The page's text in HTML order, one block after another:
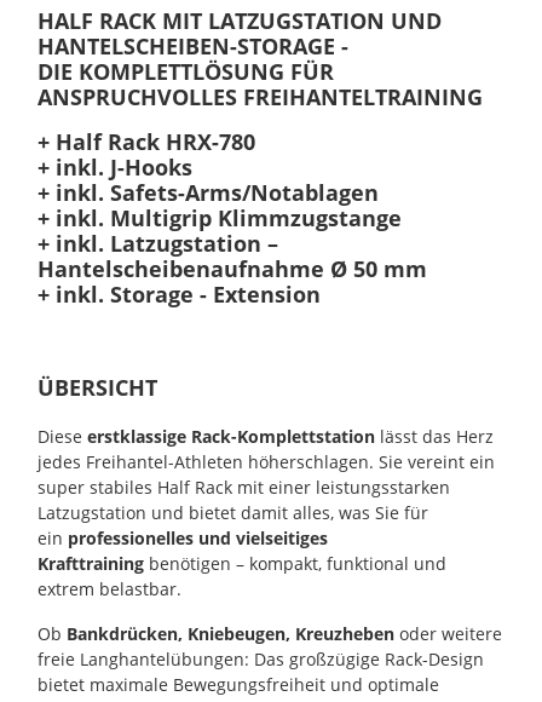
HALF RACK MIT LATZUGSTATION UND
HANTELSCHEIBEN-STORAGE -
DIE KOMPLETTLÖSUNG FÜR
ANSPRUCHVOLLES FREIHANTELTRAINING
+ Half Rack HRX-780
+ inkl. J-Hooks
+ inkl. Safets-Arms/Notablagen
+ inkl. Multigrip Klimmzugstange
+ inkl. Latzugstation –
Hantelscheibenaufnahme Ø 50 mm
+ inkl. Storage - Extension
ÜBERSICHT
Diese erstklassige Rack-Komplettstation lässt das Herz
jedes Freihantel-Athleten höherschlagen. Sie vereint ein
super stabiles Half Rack mit einer leistungsstarken
Latzugstation und bietet damit alles, was Sie für
ein professionelles und vielseitiges
Krafttraining benötigen – kompakt, funktional und
extrem belastbar.
Ob Bankdrücken, Kniebeugen, Kreuzheben oder weitere
freie Langhantelübungen: Das großzügige Rack-Design
bietet maximale Bewegungsfreiheit und optimale